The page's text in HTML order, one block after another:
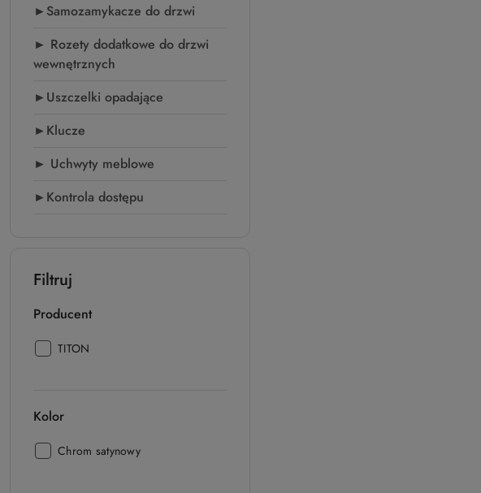
►Samozamykacze do drzwi
► Rozety dodatkowe do drzwi
wewnętrznych
►Uszczelki opadające
►Klucze
► Uchwyty meblowe
►Kontrola dostępu
Filtruj
Producent
Producent:
TITON
Kolor
Kolor:
Chrom satynowy